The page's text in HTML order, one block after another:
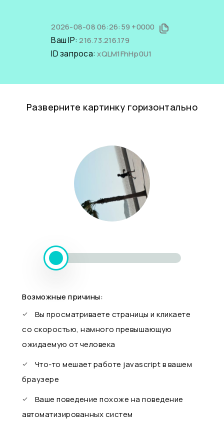
2026-08-08 06:26:59 +0000
Ваш IP:216.73.216.179
ID запроса:xQLM1FhHp0U1
Разверните картинку горизонтально
Возможные причины:
Вы просматриваете страницы и кликаете
со скоростью, намного превышающую
ожидаемую от человека
Что-то мешает работе javascript в вашем
браузере
Ваше поведение похоже на поведение
автоматизированных систем